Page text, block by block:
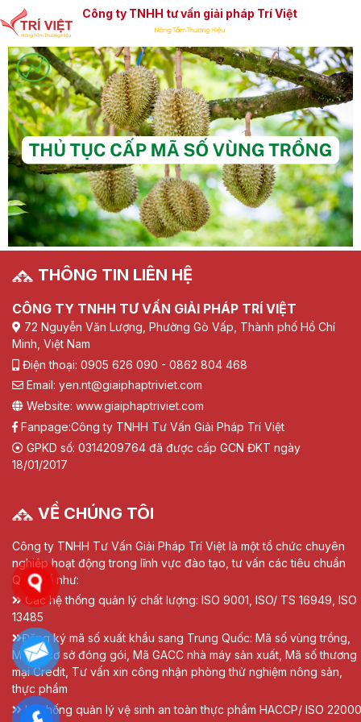
Công ty TNHH tư vấn giải pháp Trí Việt
THÔNG TIN LIÊN HỆ
CÔNG TY TNHH TƯ VẤN GIẢI PHÁP TRÍ VIỆT
72 Nguyễn Văn Lượng, Phường Gò Vấp, Thành phố Hồ Chí
Minh, Việt Nam
Điện thoại: 0905 626 090 - 0862 804 468
Email: yen.nt@giaiphaptriviet.com
Website: www.giaiphaptriviet.com
Fanpage:Công ty TNHH Tư Vấn Giải Pháp Trí Việt
GPKD số: 0314209764 đã được cấp GCN ĐKT ngày
18/01/2017
VỀ CHÚNG TÔI
Công ty TNHH Tư Vấn Giải Pháp Trí Việt là một tổ chức chuyên
nghiệp hoạt động trong lĩnh vực đào tạo, tư vấn các tiêu chuẩn
Quốc tế như:
Các hệ thống quản lý chất lượng: ISO 9001, ISO/ TS 16949, ISO
13485
Đăng ký mã số xuất khẩu sang Trung Quốc: Mã số vùng trồng,
Mã số cơ sở đóng gói, Mã GACC nhà máy sản xuất, Mã số thương
mại Credit, Tư vấn xin công nhận phòng thử nghiệm nông sản,
thực phẩm
Hệ thống quản lý vệ sinh an toàn thực phẩm HACCP/ ISO